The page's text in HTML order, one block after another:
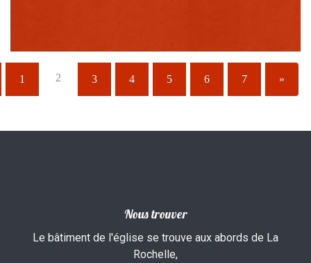
1 2 3 4 5 6 7 »
Nous trouver
Le bâtiment de l'église se trouve aux abords de La
Rochelle,